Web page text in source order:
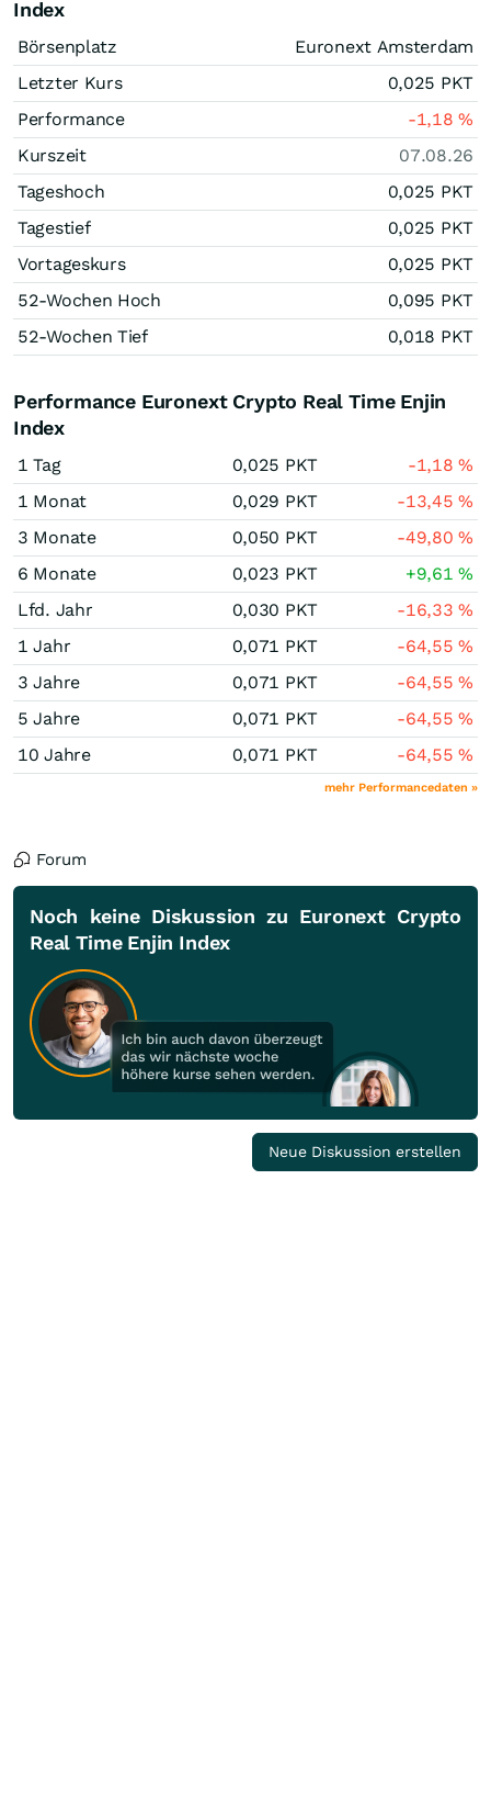
Index
Börsenplatz
Euronext Amsterdam
Letzter Kurs
0,025 PKT
Performance
-1,18%
Kurszeit
07.08.26
Tageshoch
0,025 PKT
Tagestief
0,025 PKT
Vortageskurs
0,025 PKT
52-Wochen Hoch
0,095 PKT
52-Wochen Tief
0,018 PKT
Performance Euronext Crypto Real Time Enjin
Index
1 Tag 0,025 PKT -1,18%
1 Monat
0,029 PKT -13,45%
3 Monate
0,050 PKT -49,80%
6 Monate
0,023 PKT +9,61%
Lfd. Jahr
0,030 PKT -16,33%
1 Jahr
0,071 PKT -64,55%
3 Jahre
0,071 PKT -64,55%
5 Jahre
0,071 PKT -64,55%
10 Jahre
0,071 PKT -64,55%
mehr Performancedaten »
Forum
Noch keine Diskussion zu Euronext Crypto
Real Time Enjin Index
Neue Diskussion erstellen